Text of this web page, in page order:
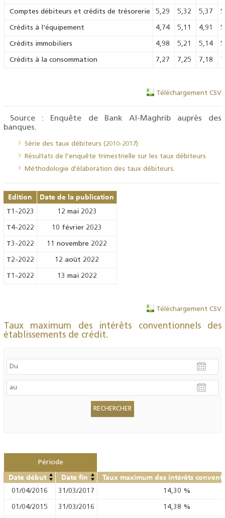
Comptes débiteurs et crédits de trésorerie 5,29 5,32 5,37
Crédits à l'équipement 4,74 5,11 4,91
Crédits immobiliers 4,98 5,21 5,14
Crédits à la consommation 7,27 7,25 7,18
Téléchargement CSV
Source : Enquête de Bank Al-Maghrib auprès des
banques.
Série des taux débiteurs (2010-2017)
Résultats de l’enquête trimestrielle sur les taux débiteurs
Méthodologie d'élaboration des taux débiteurs.
Edition Date de la publication
T1-2023 12 mai 2023
T4-2022 10 février 2023
T3-2022 11 novembre 2022
T2-2022 12 août 2022
T1-2022 13 mai 2022
Téléchargement CSV
Taux maximum des intérêts conventionnels des
établissements de crédit.
Période
Date début Date fin Taux maximum des intérêts
01/04/2016 31/03/2017 14,30 %
01/04/2015 31/03/2016 14,38 %